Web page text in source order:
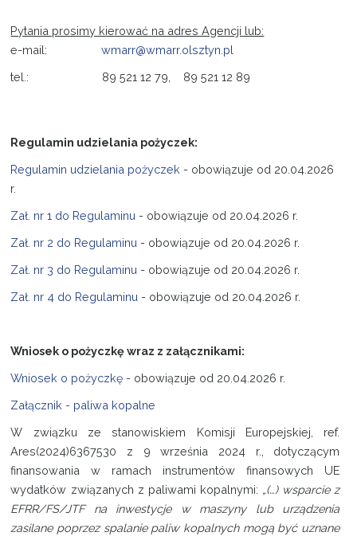
Pytania prosimy kierować na adres Agencji lub:
e-mail:wmarr@wmarr.olsztyn.pl
tel.: 89 521 12 79, 89 521 12 89
Regulamin udzielania pożyczek:
Regulamin udzielania pożyczek - obowiązuje od 20.04.2026
r.
Zał. nr 1 do Regulaminu - obowiązuje od 20.04.2026 r.
Zał. nr 2 do Regulaminu - obowiązuje od 20.04.2026 r.
Zał. nr 3 do Regulaminu - obowiązuje od 20.04.2026 r.
Zał. nr 4 do Regulaminu - obowiązuje od 20.04.2026 r.
Wniosek o pożyczkę wraz z załącznikami:
Wniosek o pożyczkę - obowiązuje od 20.04.2026 r.
Załącznik - paliwa kopalne
W związku ze stanowiskiem Komisji Europejskiej, ref.
Ares(2024)6367530 z 9 września 2024 r., dotyczącym
finansowania w ramach instrumentów finansowych UE
wydatków związanych z paliwami kopalnymi: „(…) wsparcie z
EFRR/FS/JTF na inwestycje w maszyny lub urządzenia
zasilane poprzez spalanie paliw kopalnych mogą być uznane